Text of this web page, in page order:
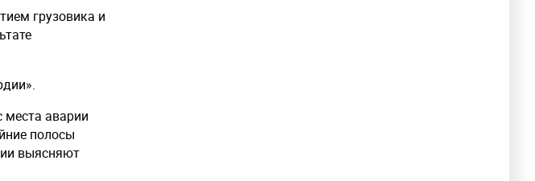
грузовика и
аварии
полосы
выясняют